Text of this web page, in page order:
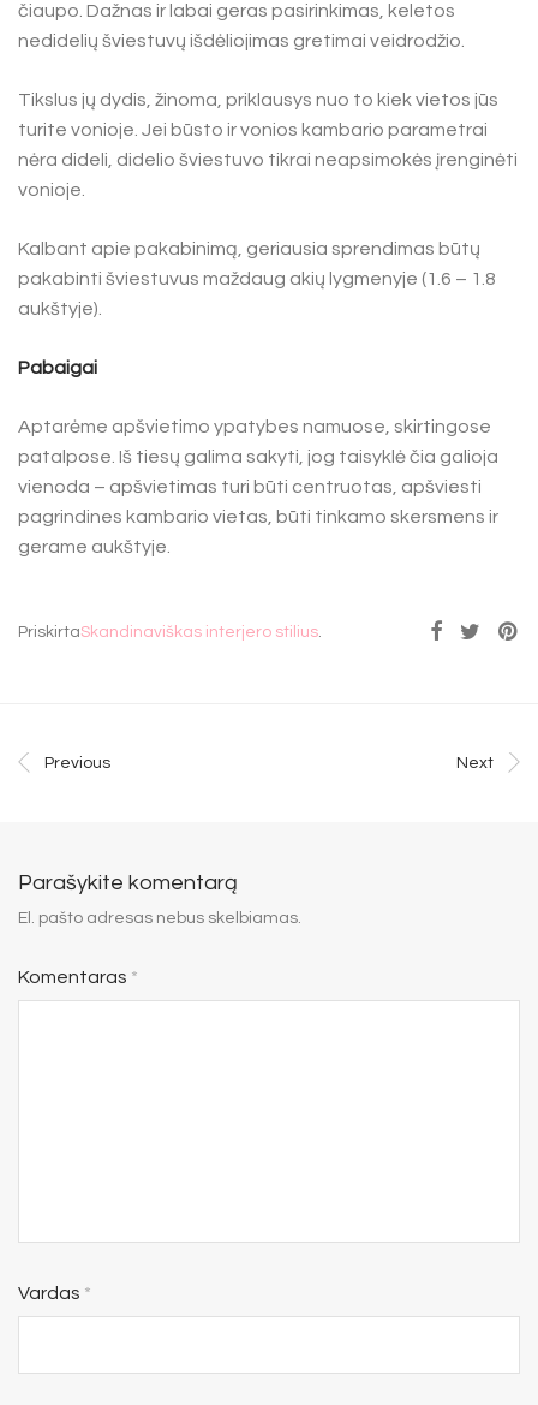
čiaupo. Dažnas ir labai geras pasirinkimas, keletos
nedidelių šviestuvų išdėliojimas gretimai veidrodžio.
Tikslus jų dydis, žinoma, priklausys nuo to kiek vietos jūs
turite vonioje. Jei būsto ir vonios kambario parametrai
nėra dideli, didelio šviestuvo tikrai neapsimokės įrenginėti
vonioje.
Kalbant apie pakabinimą, geriausia sprendimas būtų
pakabinti šviestuvus maždaug akių lygmenyje (1.6 – 1.8
aukštyje).
Pabaigai
Aptarėme apšvietimo ypatybes namuose, skirtingose
patalpose. Iš tiesų galima sakyti, jog taisyklė čia galioja
vienoda – apšvietimas turi būti centruotas, apšviesti
pagrindines kambario vietas, būti tinkamo skersmens ir
gerame aukštyje.
PriskirtaSkandinaviškas interjero stilius.
Previous Next
Parašykite komentarą
El. pašto adresas nebus skelbiamas.
Komentaras *
Vardas *